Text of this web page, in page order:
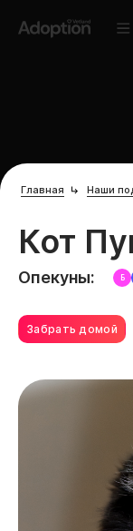
Главная Наши
Кот
Забрать домой
Опекуны: Б